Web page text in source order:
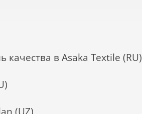
качества в Asaka Textile (RU)
(UZ)